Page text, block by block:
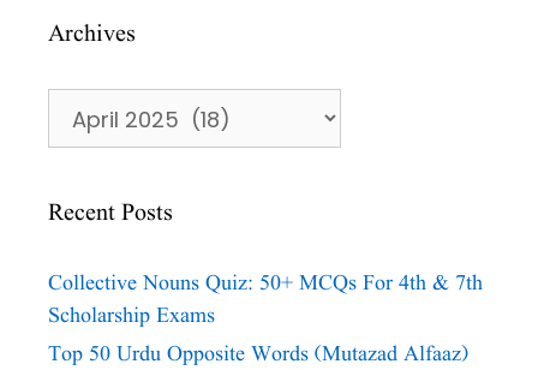
Archives
Archives
Recent Posts
Collective Nouns Quiz: 50+ MCQs For 4th & 7th
Scholarship Exams
Top 50 Urdu Opposite Words (Mutazad Alfaaz)